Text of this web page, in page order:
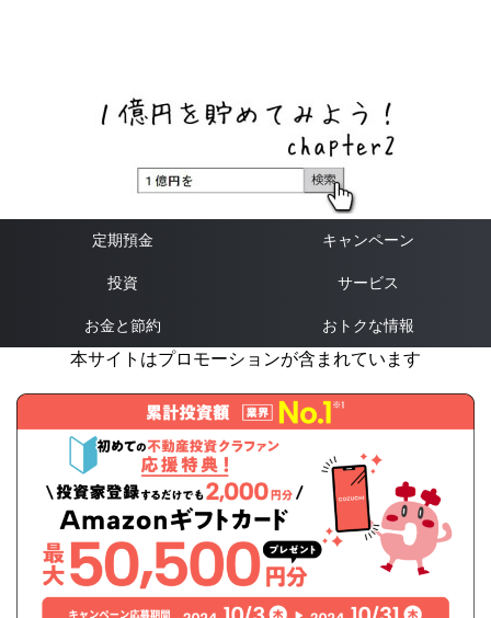
定期預金 キャンペーン
投資 サービス
お金と節約 おトクな情報
本サイトはプロモーションが含まれています